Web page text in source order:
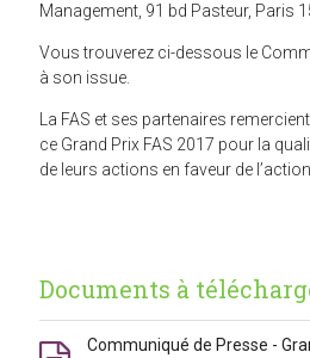
Management, 91 bd Pasteur, Paris
Vous trouverez ci-dessous le
à son issue.
La FAS et ses partenaires
ce Grand Prix FAS 2017 pour la
de leurs actions en faveur de
Documents à
Communiqué de Presse -